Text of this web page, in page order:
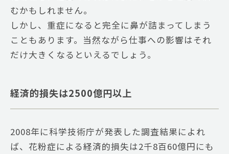
むかもしれません。
しかし、重症になると完全に鼻が詰まってしまう
こともあります。当然ながら仕事への影響はそれ
だけ大きくなるといえるでしょう。
経済的損失は2500億円以上
2008年に科学技術庁が発表した調査結果によれ
ば、花粉症による経済的損失は2千8百60億円にも